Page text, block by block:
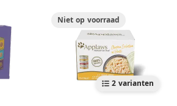
Niet op voorraad
2 varianten